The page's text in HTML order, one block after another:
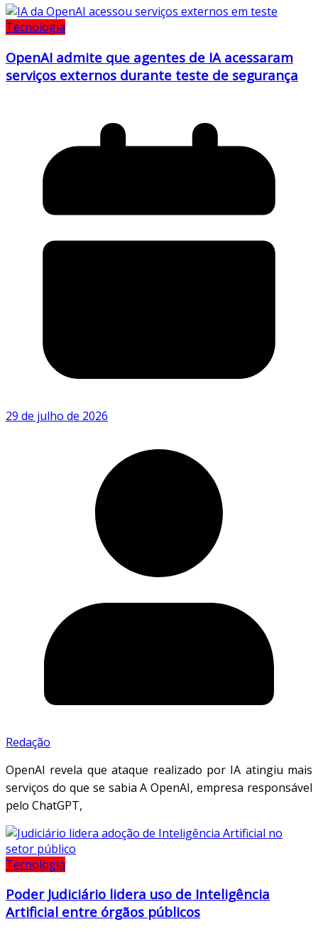
Tecnologia
OpenAI admite que agentes de IA acessaram
serviços externos durante teste de segurança
29 de julho de 2026
Redação
OpenAI revela que ataque realizado por IA atingiu mais
serviços do que se sabia A OpenAI, empresa responsável
pelo ChatGPT,
Tecnologia
Poder Judiciário lidera uso de Inteligência
Artificial entre órgãos públicos